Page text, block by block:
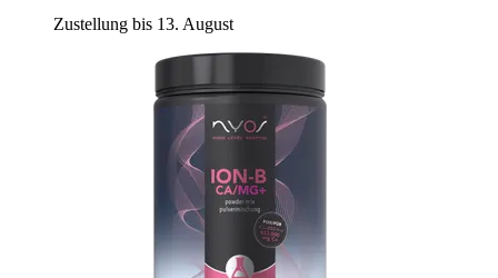
Zustellung bis 13. August